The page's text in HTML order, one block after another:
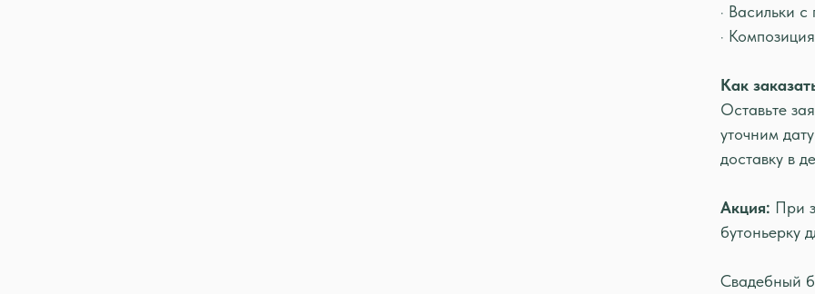
· Васильки
·
Как
Оставьте
уточним
доставку в
Акция: При
бутоньерку
Свадебный